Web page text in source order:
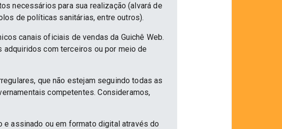
necessários para sua realização (alvará de
de políticas sanitárias, entre outros).
canais oficiais de vendas da Guichê Web.
com terceiros ou por meio de
que não estejam seguindo todas as
competentes. Consideramos,
assinado ou em formato digital através do